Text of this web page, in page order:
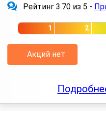
Рейтинг 3.70 из 5 -
1 2
Акций нет